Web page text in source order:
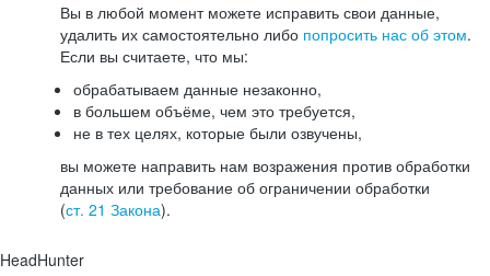
Вы в любой момент можете исправить свои данные,
удалить их самостоятельно либо попросить нас об этом.
Если вы считаете, что мы:
обрабатываем данные незаконно,
в большем объёме, чем это требуется,
не в тех целях, которые были озвучены,
вы можете направить нам возражения против обработки
данных или требование об ограничении обработки
(ст. 21 Закона).
HeadHunter